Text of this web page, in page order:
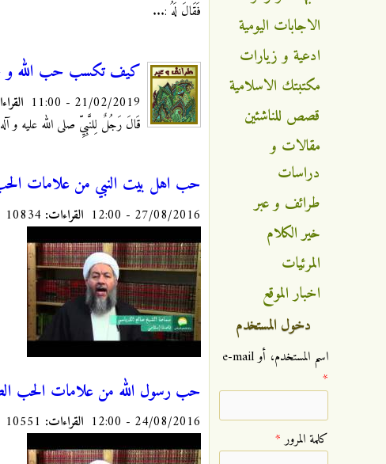
فَقَالَ لَهُ :...
كيف تكسب حب الله و
21/02/2019 - 11:00
قَالَ رَجُلٌ لِلنَّبِيِّ صلى الله عليه و
حب اهل بيت النبي من علامات
27/08/2016 - 12:00 القراءات:
حب رسول الله من علامات الحب
24/08/2016 - 12:00 القراءات:
الاجابات اليومية
ادعية و زيارات
مكتبتك الاسلامية
قصص للناشئين
مقالات و
دراسات
طرائف و عبر
خير الكلام
المرئيات
اخبار الموقع
دخول المستخدم
‏اسم المستخدم، أو e-mail
*
‏كلمة المرور ‏*